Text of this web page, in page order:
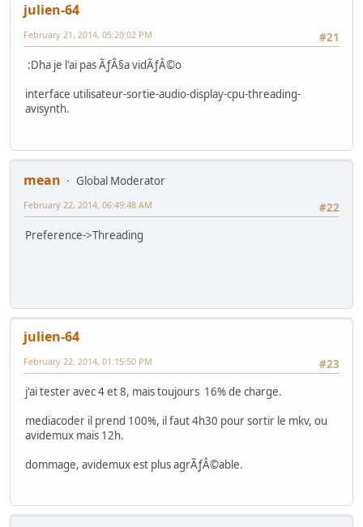
julien-64
#21
February 21, 2014, 05:20:02 PM
:Dha je l'ai pas ÃƒÂ§a vidÃƒÂ©o
interface utilisateur-sortie-audio-display-cpu-threading-
avisynth.
mean
Global Moderator
#22
February 22, 2014, 06:49:48 AM
Preference->Threading
julien-64
#23
February 22, 2014, 01:15:50 PM
j'ai tester avec 4 et 8, mais toujours 16% de charge.
mediacoder il prend 100%, il faut 4h30 pour sortir le mkv, ou
avidemux mais 12h.
dommage, avidemux est plus agrÃƒÂ©able.